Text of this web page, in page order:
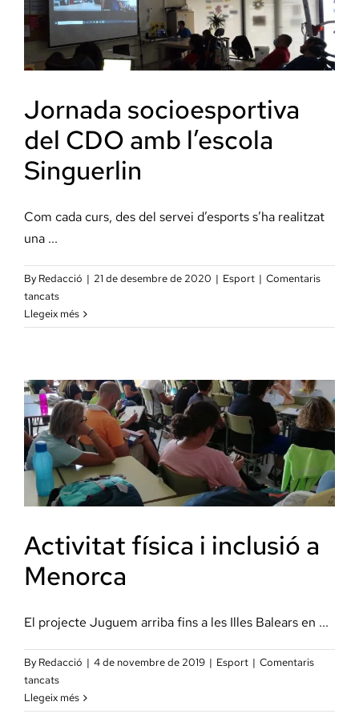
Jornada socioesportiva
del CDO amb l’escola
Singuerlin
Com cada curs, des del servei d’esports s’ha realitzat
una ...
By Redacció | 21 de desembre de 2020 | Esport | Comentaris
tancatsa
Jornada
socioesportiva
amb
l’escola
Singuerlin
Llegeix més
Activitat física i inclusió a
Menorca
El projecte Juguem arriba fins a les Illes Balears en ...
By Redacció | 4 de novembre de 2019 | Esport | Comentaris
tancatsa
Activitat
física
Llegeix més